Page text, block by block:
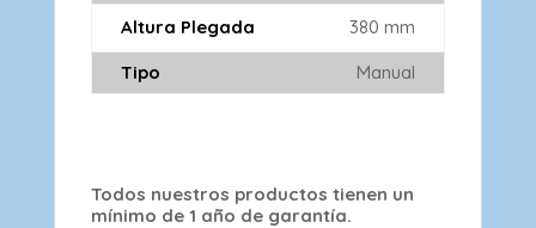
Altura Plegada
380 mm
Tipo
Manual
Todos nuestros productos tienen un
mínimo de 1 año de garantía.